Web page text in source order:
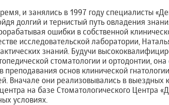
и занялись в 1997 году специалисты
долгий и тернистый путь овладения
ошибки в собственной
исследовательской лаборатории,
знаний. Будучи
стоматологии и ортодонтии,
преподавания основ клинической
Вначале они реализовывались в выездных
на базе Стоматологического Центра
условиях.